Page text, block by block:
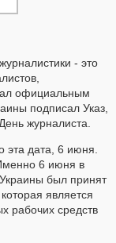
- это
официальным
подписал Указ,
журналиста.
эта дата, 6 июня.
6 июня в
был принят
является
рабочих средств